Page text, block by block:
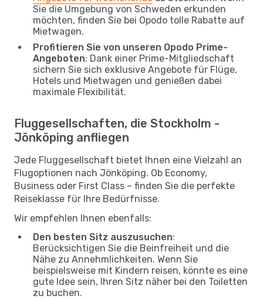
Sie die Umgebung von Schweden erkunden
möchten, finden Sie bei Opodo tolle Rabatte auf
Mietwagen.
Profitieren Sie von unseren Opodo Prime-
Angeboten: Dank einer Prime-Mitgliedschaft
sichern Sie sich exklusive Angebote für Flüge,
Hotels und Mietwagen und genießen dabei
maximale Flexibilität.
Fluggesellschaften, die Stockholm -
Jönköping anfliegen
Jede Fluggesellschaft bietet Ihnen eine Vielzahl an
Flugoptionen nach Jönköping. Ob Economy,
Business oder First Class – finden Sie die perfekte
Reiseklasse für Ihre Bedürfnisse.
Wir empfehlen Ihnen ebenfalls:
Den besten Sitz auszusuchen:
Berücksichtigen Sie die Beinfreiheit und die
Nähe zu Annehmlichkeiten. Wenn Sie
beispielsweise mit Kindern reisen, könnte es eine
gute Idee sein, Ihren Sitz näher bei den Toiletten
zu buchen.